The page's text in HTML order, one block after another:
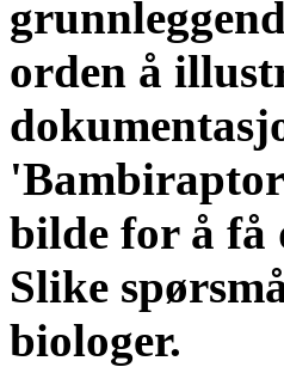
orden å
bilde for å få
Slike
biologer.